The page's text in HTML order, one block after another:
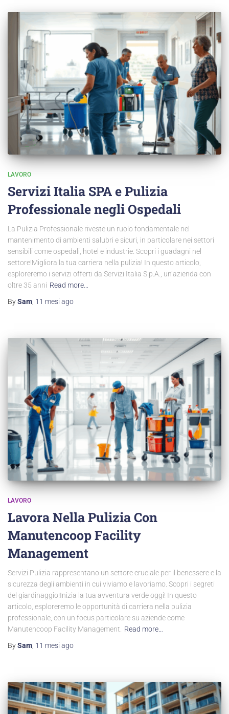
LAVORO
Servizi Italia SPA e Pulizia
Professionale negli Ospedali
La Pulizia Professionale riveste un ruolo fondamentale nel
mantenimento di ambienti salubri e sicuri, in particolare nei settori
sensibili come ospedali, hotel e industrie. Scopri i guadagni nel
settore!Migliora la tua carriera nella pulizia! In questo articolo,
esploreremo i servizi offerti da Servizi Italia S.p.A., un’azienda con
oltre 35 anni Read more…
BySam 11 mesi ago
LAVORO
Lavora Nella Pulizia Con
Manutencoop Facility
Management
Servizi Pulizia rappresentano un settore cruciale per il benessere e la
sicurezza degli ambienti in cui viviamo e lavoriamo. Scopri i segreti
del giardinaggio!Inizia la tua avventura verde oggi! In questo
articolo, esploreremo le opportunità di carriera nella pulizia
professionale, con un focus particolare su aziende come
Manutencoop Facility Management.
Read more…
BySam 11 mesi ago